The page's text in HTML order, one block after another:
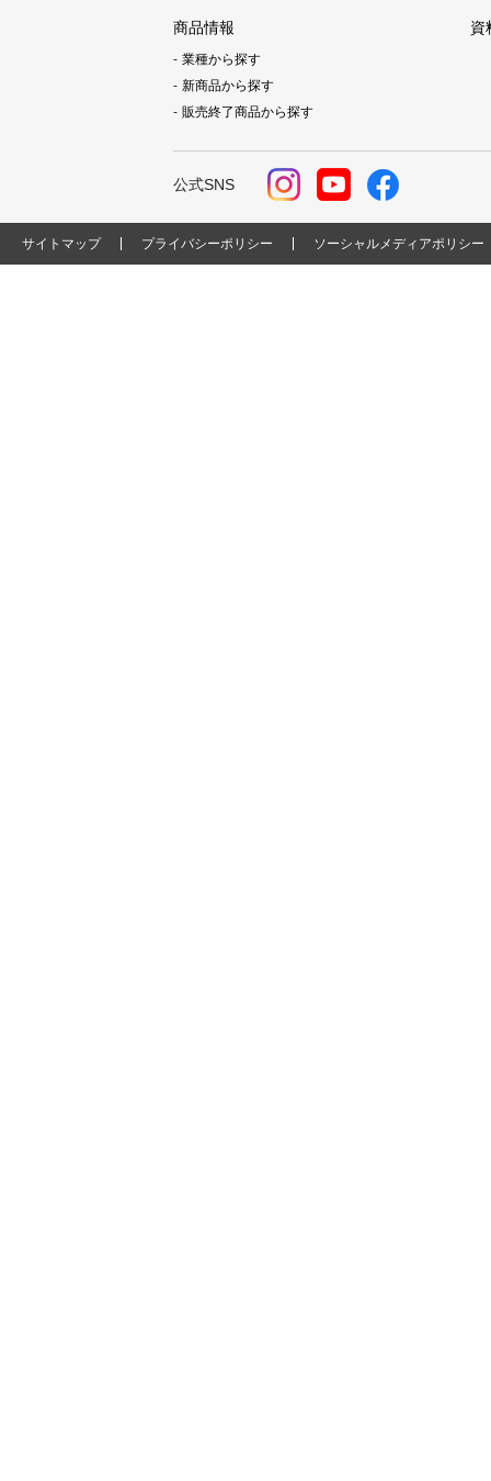
商品情報
業種から探す
新商品から探す
販売終了商品から探す
資
公式SNS
サイトマップ プライバシーポリシー ソーシャルメディアポリシー